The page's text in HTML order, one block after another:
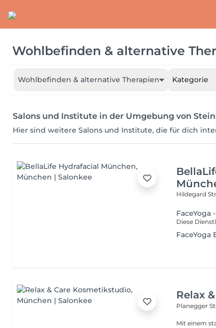
Wohlbefinden & alternative
Wohlbefinden & alternative Therapien Kategorie
Salons und Institute in der Umgebung von
Hier sind weitere Salons und Institute, die für dich
Hildegard
Diese
FaceYoga
Relax
Planegger
Mit einem